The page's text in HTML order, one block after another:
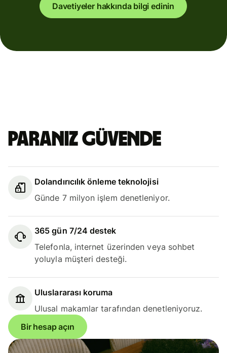
Davetiyeler hakkında bilgi edinin
Paranız güvende
Dolandırıcılık önleme teknolojisi
Günde 7 milyon işlem denetleniyor.
365 gün 7/24 destek
Telefonla, internet üzerinden veya sohbet
yoluyla müşteri desteği.
Uluslararası koruma
Ulusal makamlar tarafından denetleniyoruz.
Bir hesap açın